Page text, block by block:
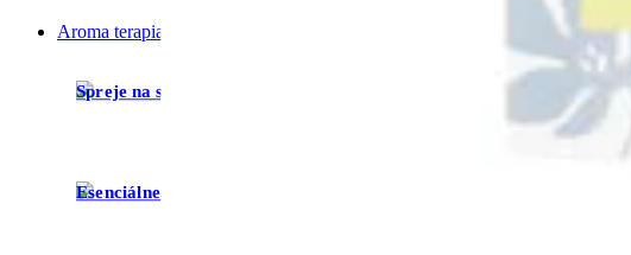
Aroma terapia
Spreje na spanie Prírodné osviežovače
Esenciálne oleje